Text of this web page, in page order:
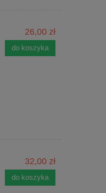
26,00 zł
do koszyka
32,00 zł
do koszyka